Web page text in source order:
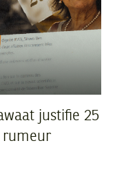
justifie 25
rumeur